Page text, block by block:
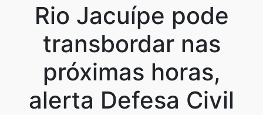
Rio Jacuípe pode
transbordar nas
próximas horas,
alerta Defesa Civil